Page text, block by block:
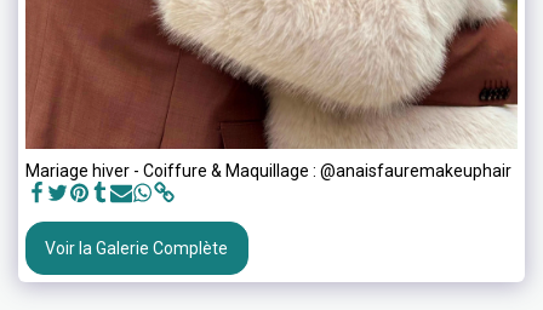
Mariage hiver - Coiffure & Maquillage : @anaisfauremakeuphair
Voir la Galerie Complète